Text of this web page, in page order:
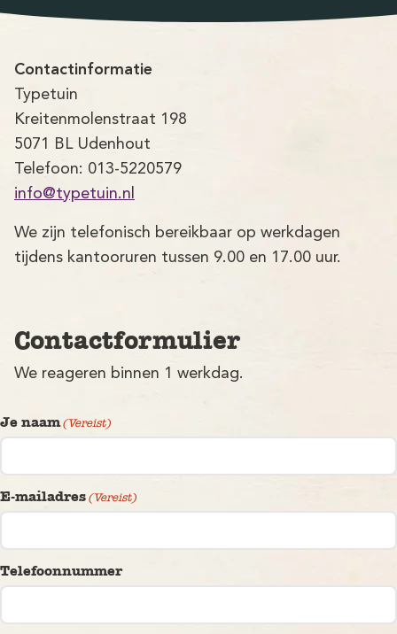
Aanmelden
Contactinformatie
Typetuin
Kreitenmolenstraat 198
5071 BL Udenhout
Telefoon: 013-5220579
info@typetuin.nl
We zijn telefonisch bereikbaar op werkdagen
tijdens kantooruren tussen 9.00 en 17.00 uur.
Contactformulier
We reageren binnen 1 werkdag.
Je naam(Vereist)
E-mailadres(Vereist)
Telefoonnummer